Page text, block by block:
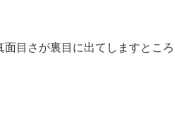
面目さが裏目に出てしますところ